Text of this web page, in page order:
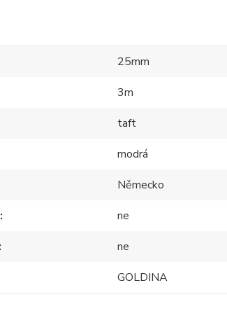
25mm
3m
taft
modrá
Německo
ne
ne
GOLDINA